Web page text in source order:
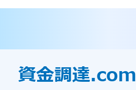
資金調達.com